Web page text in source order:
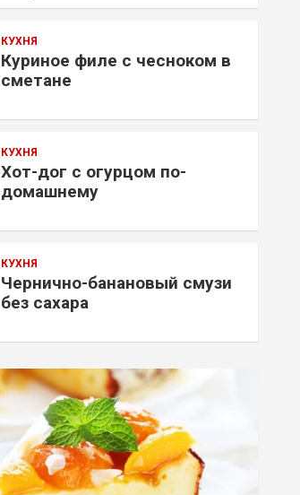
КУХНЯ
Куриное филе с чесноком в
сметане
КУХНЯ
Хот-дог с огурцом по-
домашнему
КУХНЯ
Чернично-банановый смузи
без сахара